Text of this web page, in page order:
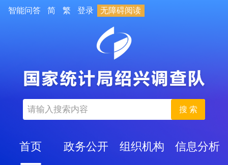
智能问答 简 繁 登录 无障碍阅读
搜 索
首页 政务公开 组织机构 信息分析